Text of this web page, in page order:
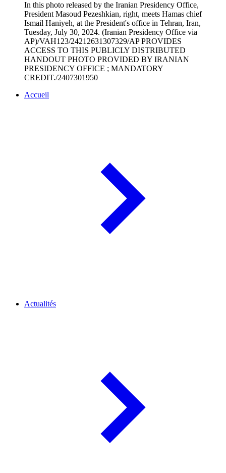
In this photo released by the Iranian Presidency Office,
President Masoud Pezeshkian, right, meets Hamas chief
Ismail Haniyeh, at the President's office in Tehran, Iran,
Tuesday, July 30, 2024. (Iranian Presidency Office via
AP)/VAH123/24212631307329/AP PROVIDES
ACCESS TO THIS PUBLICLY DISTRIBUTED
HANDOUT PHOTO PROVIDED BY IRANIAN
PRESIDENCY OFFICE ; MANDATORY
CREDIT./2407301950
Accueil
Actualités